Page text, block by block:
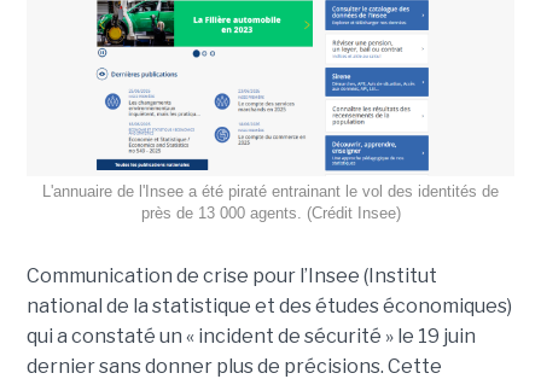
L'annuaire de l'Insee a été piraté entrainant le vol des identités de
près de 13 000 agents. (Crédit Insee)
Communication de crise pour l’Insee (Institut
national de la statistique et des études économiques)
qui a constaté un « incident de sécurité » le 19 juin
dernier sans donner plus de précisions. Cette